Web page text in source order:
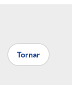
XTornar